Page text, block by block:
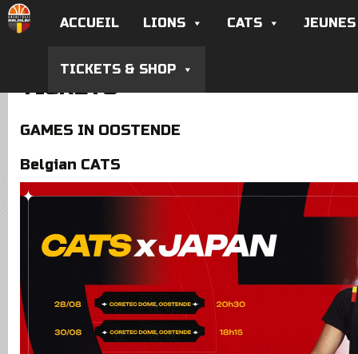
ACCUEIL LIONS CATS JEUNES
TICKETS & SHOP
TICKETS
GAMES IN OOSTENDE
Belgian CATS